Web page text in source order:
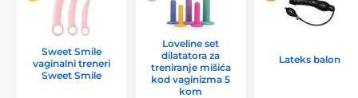
Sweet Smile
vaginalni treneri
Sweet Smile
Loveline set
dilatatora za
treniranje mišića
kod vaginizma 5
kom
Lateks balon